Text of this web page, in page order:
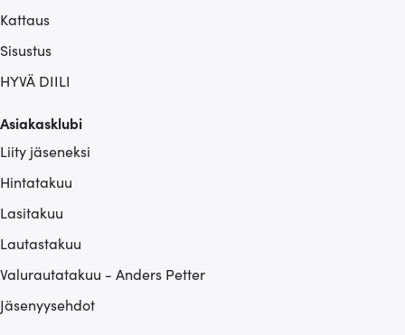
Kattaus
Sisustus
HYVÄ DIILI
Asiakasklubi
Liity jäseneksi
Hintatakuu
Lasitakuu
Lautastakuu
Valurautatakuu - Anders Petter
Jäsenyysehdot